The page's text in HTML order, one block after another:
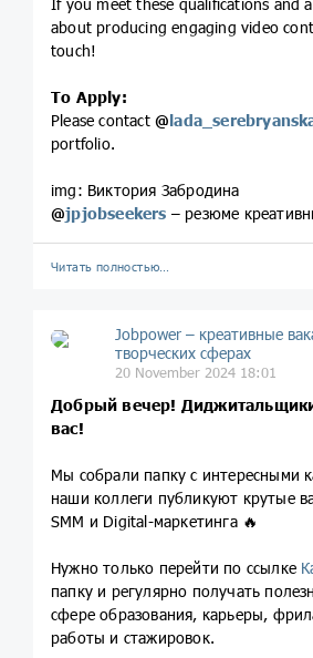
If you meet these qualifications and
about producing engaging video
touch!
To Apply:
Please contact @
portfolio.
img: Виктория Забродина
@jpjobseekers – резюме
Читать полностью…
Jobpower – креативные
творческих сферах
20 November 2024 18:01
Добрый вечер!
вас!
Мы собрали папку с интересными
наши коллеги публикуют крутые
SMM и Digital-маркетинга 🔥
Нужно только перейти по ссылке
папку и регулярно получать
сфере образования, карьеры,
работы и стажировок.